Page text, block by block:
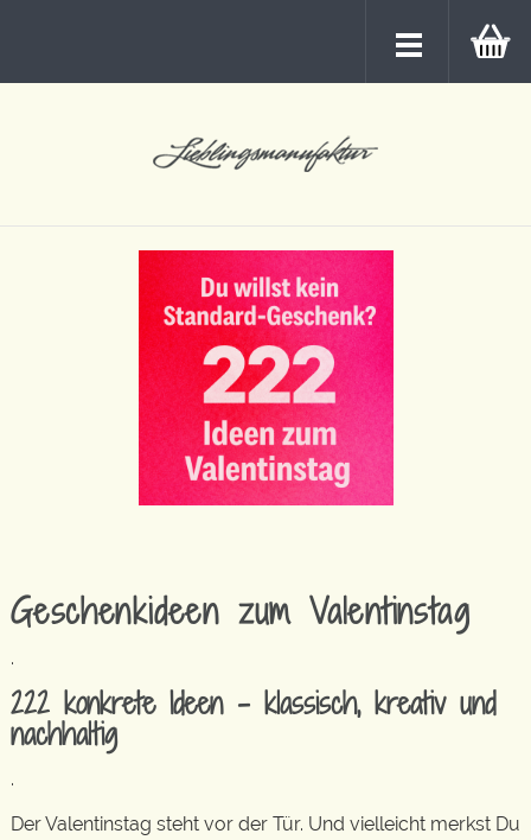
Geschenkideen zum Valentinstag
.
222 konkrete Ideen – klassisch, kreativ und
nachhaltig
.
Der Valentinstag steht vor der Tür. Und vielleicht merkst Du